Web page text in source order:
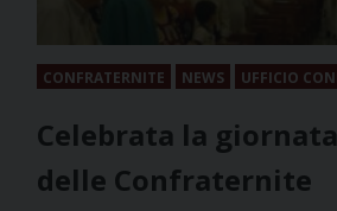
CONFRATERNITE NEWS UFFICIO
Celebrata la
delle Confraternite